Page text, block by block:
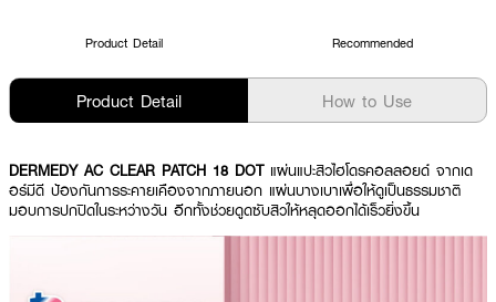
Product Detail Recommended
Product Detail How to Use
DERMEDY AC CLEAR PATCH 18 DOTแผ่นแปะสิวไฮโดรคอลลอยด์ จากเด
อร์มีดี ป้องกันการระคายเคืองจากภายนอก แผ่นบางเบาเพื่อให้ดูเป็นธรรมชาติ
มอบการปกปิดในระหว่างวัน อีกทั้งช่วยดูดซับสิวให้หลุดออกได้เร็วยิ่งขึ้น